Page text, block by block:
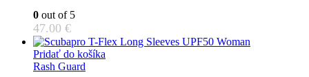
0 out of 5
47.00 €
Pridať do košíka
Rash Guard